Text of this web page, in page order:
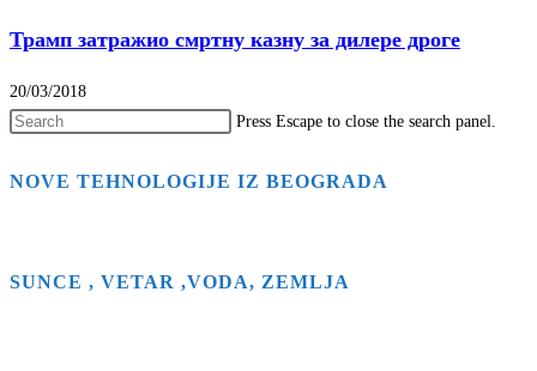
Трамп затражио смртну казну за дилере дроге
20/03/2018
Press Escape to close the search panel.
NOVE TEHNOLOGIJE IZ BEOGRADA
SUNCE , VETAR ,VODA, ZEMLJA